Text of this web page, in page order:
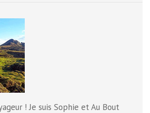
! Je suis Sophie et Au Bout